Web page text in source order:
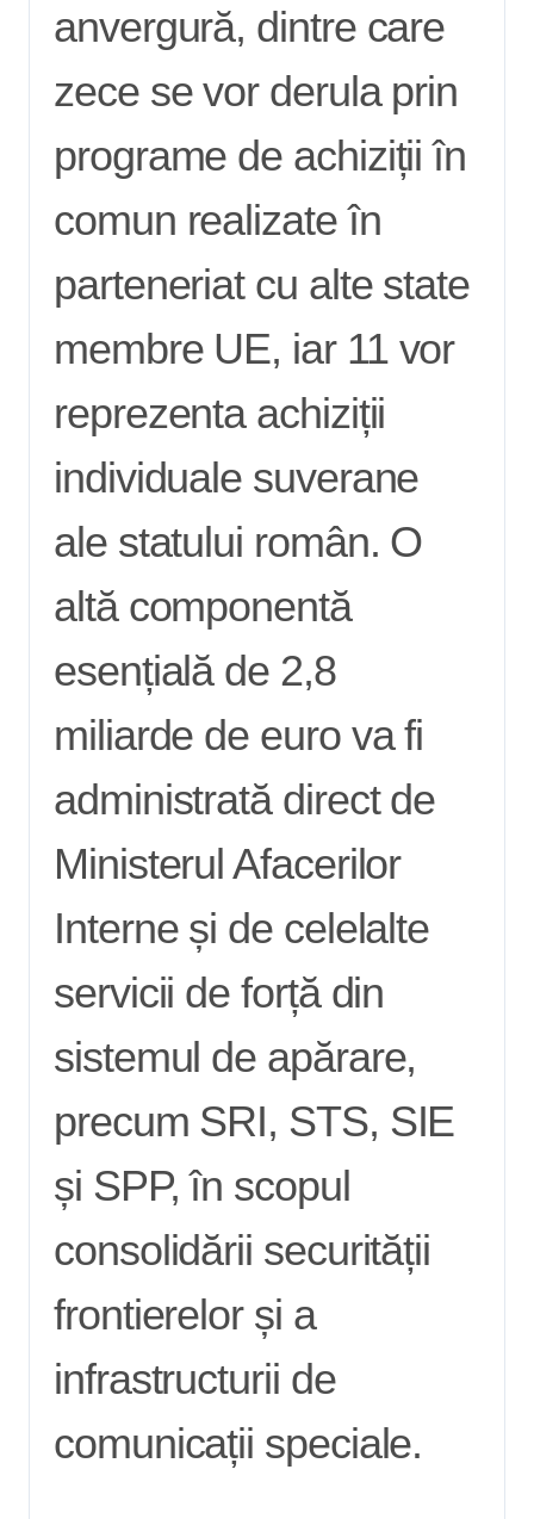
anvergură, dintre care
zece se vor derula prin
programe de achiziții în
comun realizate în
parteneriat cu alte state
membre UE, iar 11 vor
reprezenta achiziții
individuale suverane
ale statului român. O
altă componentă
esențială de 2,8
miliarde de euro va fi
administrată direct de
Ministerul Afacerilor
Interne și de celelalte
servicii de forță din
sistemul de apărare,
precum SRI, STS, SIE
și SPP, în scopul
consolidării securității
frontierelor și a
infrastructurii de
comunicații speciale.